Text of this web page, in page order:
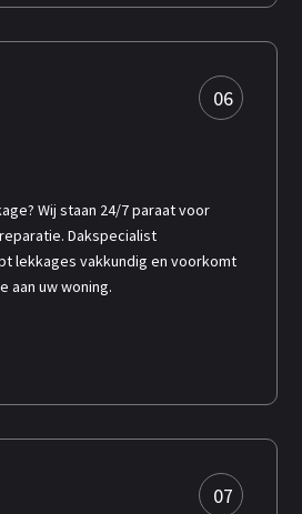
06
Wij staan 24/7 paraat voor
Dakspecialist
lekkages vakkundig en voorkomt
aan uw woning.
07